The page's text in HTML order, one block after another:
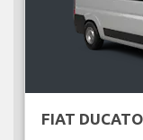
FIAT DUCATO